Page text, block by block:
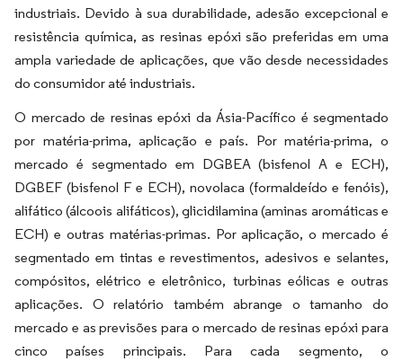
industriais. Devido à sua durabilidade, adesão excepcional e
resistência química, as resinas epóxi são preferidas em uma
ampla variedade de aplicações, que vão desde necessidades
do consumidor até industriais.
O mercado de resinas epóxi da Ásia-Pacífico é segmentado
por matéria-prima, aplicação e país. Por matéria-prima, o
mercado é segmentado em DGBEA (bisfenol A e ECH),
DGBEF (bisfenol F e ECH), novolaca (formaldeído e fenóis),
alifático (álcoois alifáticos), glicidilamina (aminas aromáticas e
ECH) e outras matérias-primas. Por aplicação, o mercado é
segmentado em tintas e revestimentos, adesivos e selantes,
compósitos, elétrico e eletrônico, turbinas eólicas e outras
aplicações. O relatório também abrange o tamanho do
mercado e as previsões para o mercado de resinas epóxi para
cinco países principais. Para cada segmento, o